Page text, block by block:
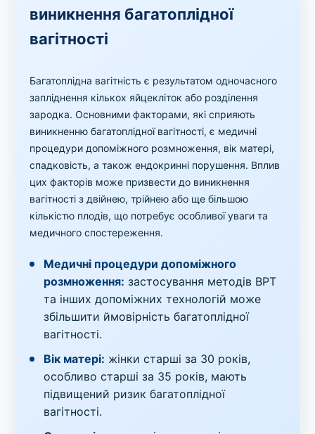
виникнення багатоплідної
вагітності
Багатоплідна вагітність є результатом одночасного
запліднення кількох яйцекліток або розділення
зародка. Основними факторами, які сприяють
виникненню багатоплідної вагітності, є медичні
процедури допоміжного розмноження, вік матері,
спадковість, а також ендокринні порушення. Вплив
цих факторів може призвести до виникнення
вагітності з двійнею, трійнею або ще більшою
кількістю плодів, що потребує особливої уваги та
медичного спостереження.
Медичні процедури допоміжного
розмноження: застосування методів ВРТ
та інших допоміжних технологій може
збільшити ймовірність багатоплідної
вагітності.
Вік матері: жінки старші за 30 років,
особливо старші за 35 років, мають
підвищений ризик багатоплідної
вагітності.